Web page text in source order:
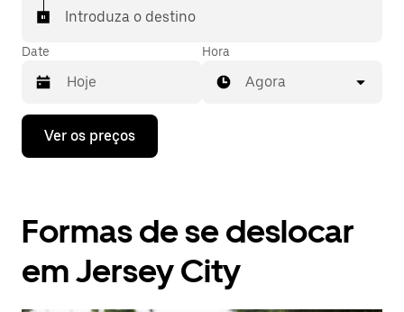
Introduza o destino
Date
Prima
tecla
interagir
com
calendário
Hora
Agora
Ver os preços
Formas de se deslocar
em Jersey City